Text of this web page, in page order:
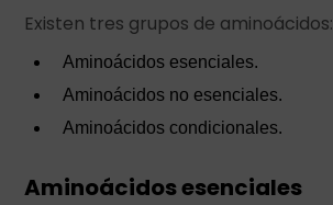
Existen tres grupos de aminoácidos:
Aminoácidos esenciales.
Aminoácidos no esenciales.
Aminoácidos condicionales.
Aminoácidos esenciales